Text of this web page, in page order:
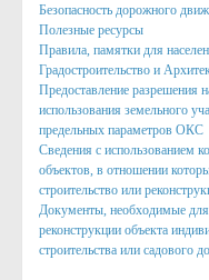
Проекты
Фукнции
Вакансии
Кадровый резерв
Результаты и планы
Стандарты
Безопасность дорожного
Полезные ресурсы
Правила, памятки для
Градостроительство и
Предоставление разрешения
использования земельного
предельных параметров ОКС
Сведения с использованием
объектов, в отношении
строительство или
Документы, необходимые для
реконструкции объекта
строительства или садового